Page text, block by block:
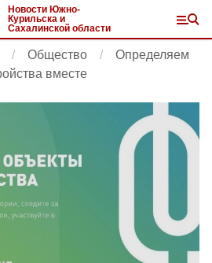
Новости Южно-
Курильска и
Сахалинской области
Общество
Определяем
вместе